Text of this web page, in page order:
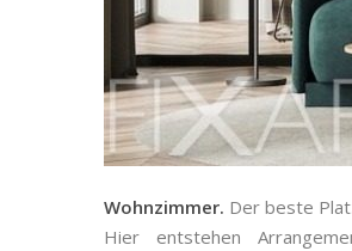
Wohnzimmer. Der beste
Hier entstehen